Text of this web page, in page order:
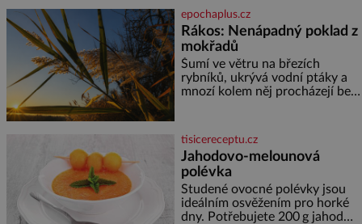
jediného dne můžete
nahlédnout do útrob jedné z
nejvýznamnějších vodních
elektráren v Evropě, vydat se na
horské hřebeny, projet se na
koloběžce a den zakončit
poznáváním památek ve
epochaplus.cz
Rákos: Nenápadný poklad z
mokřadů
Šumí ve větru na březích
rybníků, ukrývá vodní ptáky a
mnozí kolem něj procházejí bez
lodě, zapisovat první texty a
inspiroval řadu pověstí. Tato
skromná, ale užitečná rostlina
provází člověka už tisíce let.
Většina lidí vnímá rákos jen jako
obyčejnou kulisu letního
koupání. Stačí se však podívat
tisicereceptu.cz
Jahodovo-melounová
polévka
Studené ovocné polévky jsou
ideálním osvěžením pro horké
dny. Potřebujete 200 g jahod